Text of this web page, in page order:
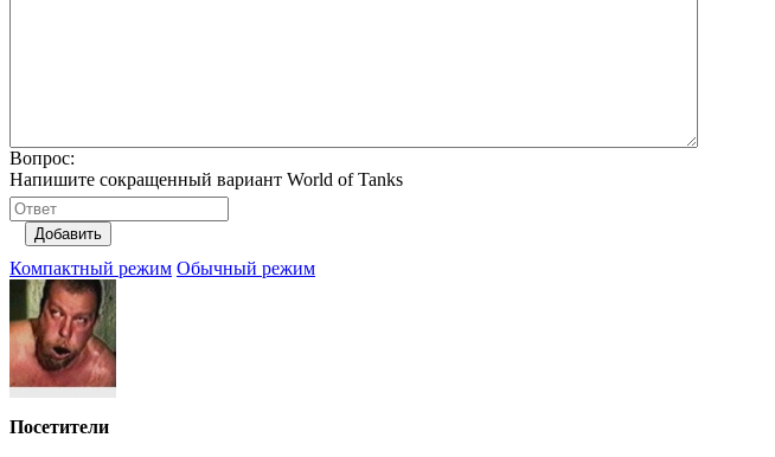
Вопрос:
Напишите сокращенный вариант World of Tanks
Добавить
Компактный режим Обычный режим
Посетители